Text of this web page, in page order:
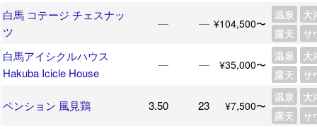
白馬 コテージ チェスナッ
ツ
― ― ¥104,500〜
温泉
大
露天
サ
白馬アイシクルハウス
Hakuba Icicle House
― ― ¥35,000〜
温泉
大
露天
サ
ペンション 風見鶏 3.50 23 ¥7,500〜
温泉
大
露天
サ